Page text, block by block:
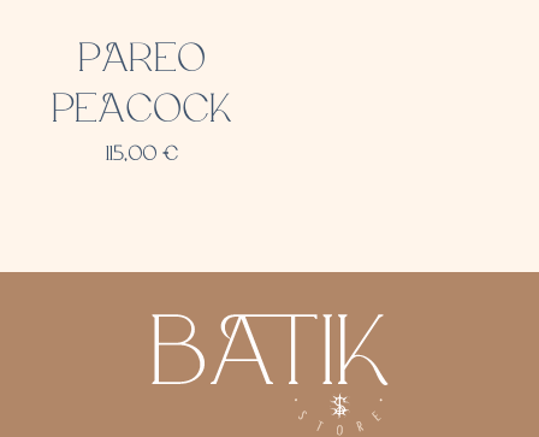
PAREO
PEACOCK
115,00 €